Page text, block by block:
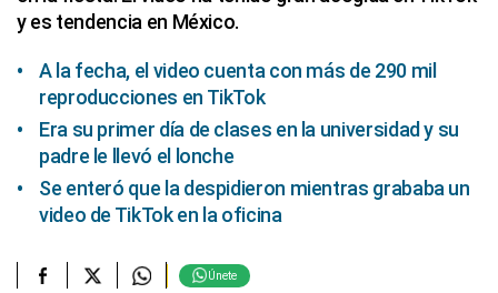
y es tendencia en México.
A la fecha, el video cuenta con más de 290 mil
reproducciones en TikTok
Era su primer día de clases en la universidad y su
padre le llevó el lonche
Se enteró que la despidieron mientras grababa un
video de TikTok en la oficina
Únete